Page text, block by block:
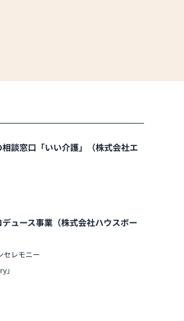
談窓口「いい介護」（株式会社エ
ュース事業（株式会社ハウスボー
セレモニー
」